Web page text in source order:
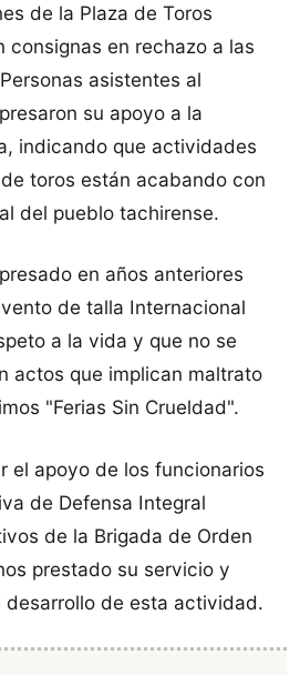
de la Plaza de Toros
consignas en rechazo a las
asistentes al
su apoyo a la
indicando que actividades
toros están acabando con
del pueblo tachirense.
en años anteriores
de talla Internacional
a la vida y que no se
actos que implican maltrato
"Ferias Sin Crueldad".
el apoyo de los funcionarios
de Defensa Integral
de la Brigada de Orden
prestado su servicio y
de esta actividad.